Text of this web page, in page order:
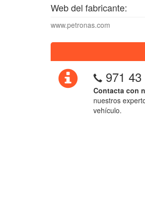
Web del fabricante:
www.petronas.com
971
Contacta con
nuestros
vehículo.